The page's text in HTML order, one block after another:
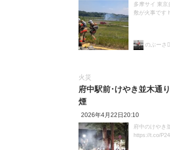
多摩サイ 東京
敷が火事です
のぶーさ
火災
府中駅前･けやき並木通
煙
2026年4月22日20:10
府中のけやき
https://t.co/